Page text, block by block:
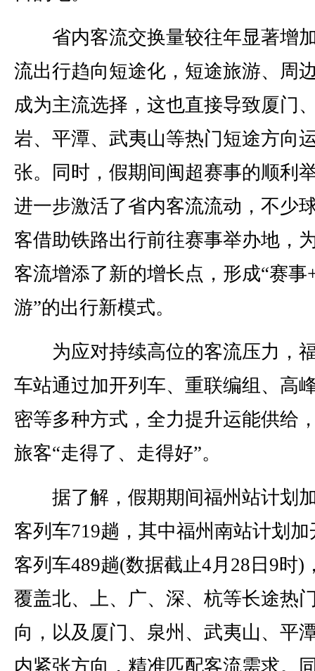
省内客流交换量较往年显著增
流出行趋向短途化，短途旅游、周
成为主流选择，这也直接导致厦门
岩、平潭、武夷山等热门短途方向
张。同时，假期间闽超赛事的顺利
进一步激活了省内客流流动，不少
客借助铁路出行前往赛事举办地，
客流增添了新的增长点，形成“赛事
游”的出行新模式。
为应对持续高位的客流压力，
车站通过加开列车、重联编组、高
密等多种方式，全力提升运能供给
旅客“走得了、走得好”。
据了解，假期期间福州站计划
客列车719趟，其中福州南站计划加
客列车489趟(数据截止4月28日9时)
覆盖北、上、广、深、杭等长途热
向，以及厦门、泉州、武夷山、平
内紧张方向，精准匹配客流需求。